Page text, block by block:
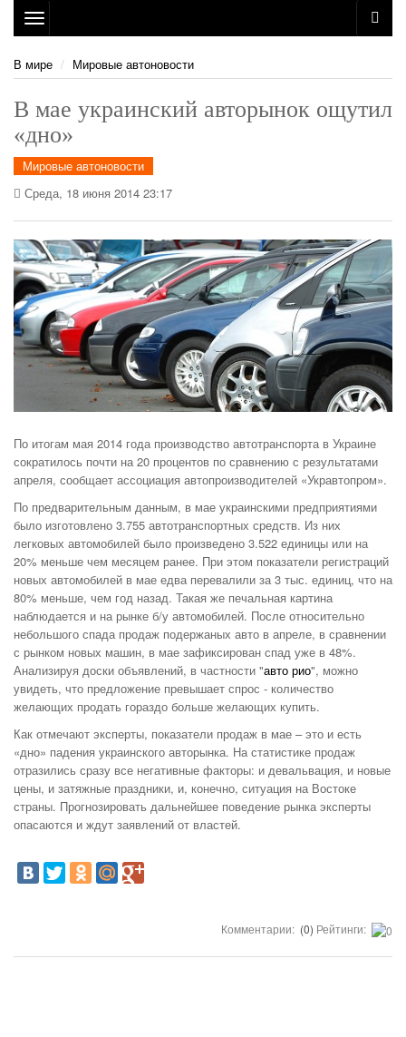
Toggle
navigation
В мире
Мировые автоновости
В мае украинский авторынок ощутил
«дно»
Мировые автоновости
Среда, 18 июня 2014 23:17
По итогам мая 2014 года производство автотранспорта в Украине
сократилось почти на 20 процентов по сравнению с результатами
апреля, сообщает ассоциация автопроизводителей «Укравтопром».
По предварительным данным, в мае украинскими предприятиями
было изготовлено 3.755 автотранспортных средств. Из них
легковых автомобилей было произведено 3.522 единицы или на
20% меньше чем месяцем ранее. При этом показатели регистраций
новых автомобилей в мае едва перевалили за 3 тыс. единиц, что на
80% меньше, чем год назад. Такая же печальная картина
наблюдается и на рынке б/у автомобилей. После относительно
небольшого спада продаж подержаных авто в апреле, в сравнении
с рынком новых машин, в мае зафиксирован спад уже в 48%.
Анализируя доски объявлений, в частности "авто рио", можно
увидеть, что предложение превышает спрос - количество
желающих продать гораздо больше желающих купить.
Как отмечают эксперты, показатели продаж в мае – это и есть
«дно» падения украинского авторынка. На статистике продаж
отразились сразу все негативные факторы: и девальвация, и новые
цены, и затяжные праздники, и, конечно, ситуация на Востоке
страны. Прогнозировать дальнейшее поведение рынка эксперты
опасаются и ждут заявлений от властей.
Комментарии: (0) Рейтинги: